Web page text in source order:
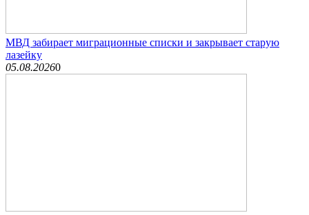
МВД забирает миграционные списки и закрывает старую
лазейку
05.08.20260